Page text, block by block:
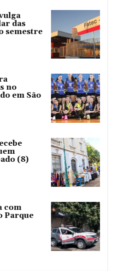
das
semestre
no
em São
(8)
com
Parque